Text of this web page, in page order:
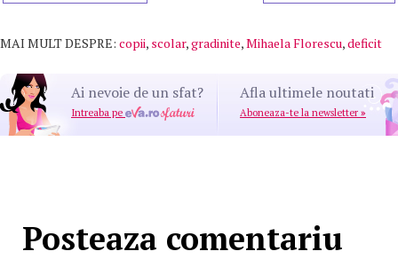
MAI MULT DESPRE: copii, scolar,gradinite,Mihaela Florescu,deficit
Ai nevoie de un sfat?
Intreaba pe
Afla ultimele noutati
Aboneaza-te la newsletter »
Posteaza comentariu